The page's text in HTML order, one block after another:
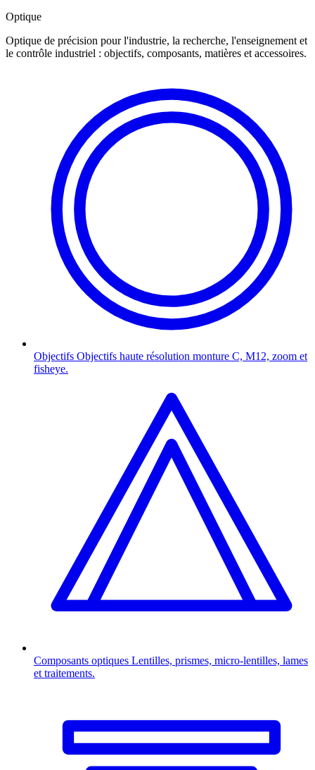
Optique
Optique de précision pour l'industrie, la recherche, l'enseignement et
le contrôle industriel : objectifs, composants, matières et accessoires.
Objectifs Objectifs haute résolution monture C, M12, zoom et
fisheye.
Composants optiques Lentilles, prismes, micro-lentilles, lames
et traitements.